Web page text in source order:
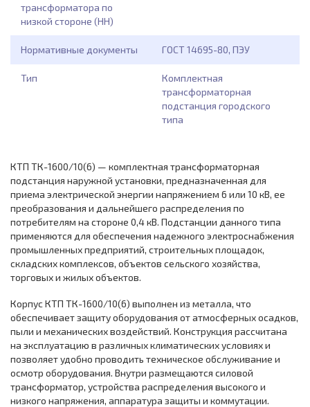
трансформатора по
низкой стороне (НН)
Нормативные документы ГОСТ 14695-80, ПЭУ
Тип
Комплектная
трансформаторная
подстанция городского
типа
КТП ТК-1600/10(6) — комплектная трансформаторная
подстанция наружной установки, предназначенная для
приема электрической энергии напряжением 6 или 10 кВ, ее
преобразования и дальнейшего распределения по
потребителям на стороне 0,4 кВ. Подстанции данного типа
применяются для обеспечения надежного электроснабжения
промышленных предприятий, строительных площадок,
складских комплексов, объектов сельского хозяйства,
торговых и жилых объектов.
Корпус КТП ТК-1600/10(6) выполнен из металла, что
обеспечивает защиту оборудования от атмосферных осадков,
пыли и механических воздействий. Конструкция рассчитана
на эксплуатацию в различных климатических условиях и
позволяет удобно проводить техническое обслуживание и
осмотр оборудования. Внутри размещаются силовой
трансформатор, устройства распределения высокого и
низкого напряжения, аппаратура защиты и коммутации.